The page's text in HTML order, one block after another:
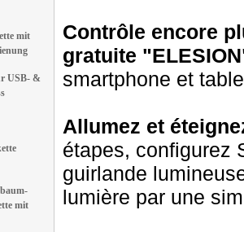
mit
USB- &
mit
Contrôle encore
gratuite
smartphone et
Allumez et
étapes, configurez
guirlande
lumière par une